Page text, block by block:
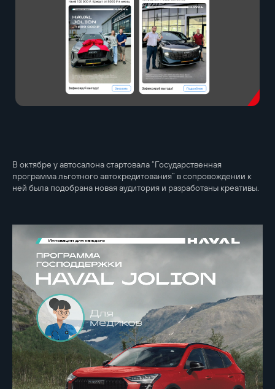
В октябре у автосалона стартовала “Государственная
программа льготного автокредитования” в сопровождении к
ней была подобрана новая аудитория и разработаны креативы.